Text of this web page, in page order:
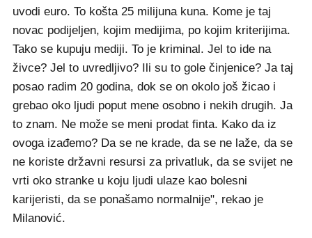
uvodi euro. To košta 25 milijuna kuna. Kome je taj
novac podijeljen, kojim medijima, po kojim kriterijima.
Tako se kupuju mediji. To je kriminal. Jel to ide na
živce? Jel to uvredljivo? Ili su to gole činjenice? Ja taj
posao radim 20 godina, dok se on okolo još žicao i
grebao oko ljudi poput mene osobno i nekih drugih. Ja
to znam. Ne može se meni prodat finta. Kako da iz
ovoga izađemo? Da se ne krade, da se ne laže, da se
ne koriste državni resursi za privatluk, da se svijet ne
vrti oko stranke u koju ljudi ulaze kao bolesni
karijeristi, da se ponašamo normalnije", rekao je
Milanović.